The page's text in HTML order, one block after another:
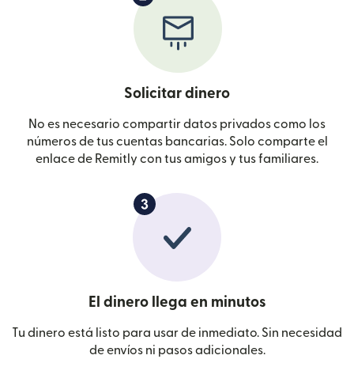
Solicitar dinero
No es necesario compartir datos privados como los
números de tus cuentas bancarias. Solo comparte el
enlace de Remitly con tus amigos y tus familiares.
El dinero llega en minutos
Tu dinero está listo para usar de inmediato. Sin necesidad
de envíos ni pasos adicionales.